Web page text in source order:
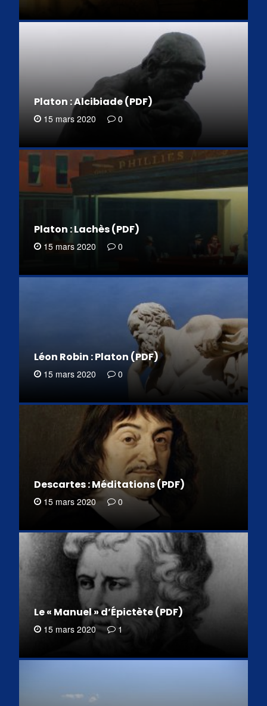
Platon : Alcibiade (PDF)
15 mars 2020 0
Platon : Lachès (PDF)
15 mars 2020 0
Léon Robin : Platon (PDF)
15 mars 2020 0
Descartes : Méditations (PDF)
15 mars 2020 0
Le « Manuel » d’Épictète (PDF)
15 mars 2020 1